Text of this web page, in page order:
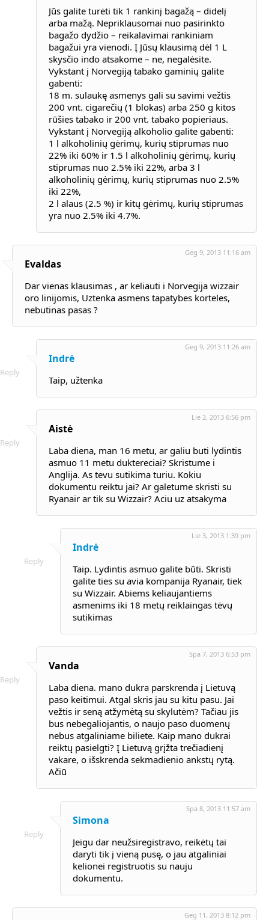
Jūs galite turėti tik 1 rankinį bagažą – didelį
arba mažą. Nepriklausomai nuo pasirinkto
bagažo dydžio – reikalavimai rankiniam
bagažui yra vienodi. Į Jūsų klausimą dėl 1 L
skysčio indo atsakome – ne, negalėsite.
Vykstant į Norvegiją tabako gaminių galite
gabenti:
18 m. sulaukę asmenys gali su savimi vežtis
200 vnt. cigarečių (1 blokas) arba 250 g kitos
rūšies tabako ir 200 vnt. tabako popieriaus.
Vykstant į Norvegiją alkoholio galite gabenti:
1 l alkoholinių gėrimų, kurių stiprumas nuo
22% iki 60% ir 1.5 l alkoholinių gėrimų, kurių
stiprumas nuo 2.5% iki 22%, arba 3 l
alkoholinių gėrimų, kurių stiprumas nuo 2.5%
iki 22%,
2 l alaus (2.5 %) ir kitų gėrimų, kurių stiprumas
yra nuo 2.5% iki 4.7%.
Evaldas
Geg 9, 2013 11:16 am
Dar vienas klausimas , ar keliauti i Norvegija wizzair
oro linijomis, Uztenka asmens tapatybes korteles,
nebutinas pasas ?
Reply
Indrė
Geg 9, 2013 11:26 am
Taip, užtenka
Reply
Aistė
Lie 2, 2013 6:56 pm
Laba diena, man 16 metu, ar galiu buti lydintis
asmuo 11 metu duktereciai? Skristume i
Anglija. As tevu sutikima turiu. Kokiu
dokumentu reiktu jai? Ar galetume skristi su
Ryanair ar tik su Wizzair? Aciu uz atsakyma
Reply
Indrė
Lie 3, 2013 1:39 pm
Taip. Lydintis asmuo galite būti. Skristi
galite ties su avia kompanija Ryanair, tiek
su Wizzair. Abiems keliaujantiems
asmenims iki 18 metų reiklaingas tėvų
sutikimas
Reply
Vanda
Spa 7, 2013 6:53 pm
Laba diena. mano dukra parskrenda į Lietuvą
paso keitimui. Atgal skris jau su kitu pasu. Jai
vežtis ir seną atžymėtą su skylutėm? Tačiau jis
bus nebegaliojantis, o naujo paso duomenų
nebus atgaliniame biliete. Kaip mano dukrai
reiktų pasielgti? Į Lietuvą grįžta trečiadienį
vakare, o išskrenda sekmadienio ankstų rytą.
Ačiū
Reply
Simona
Spa 8, 2013 11:57 am
Jeigu dar neužsiregistravo, reikėtų tai
daryti tik į vieną pusę, o jau atgaliniai
kelionei registruotis su nauju
dokumentu.
Geg 11, 2013 8:12 pm